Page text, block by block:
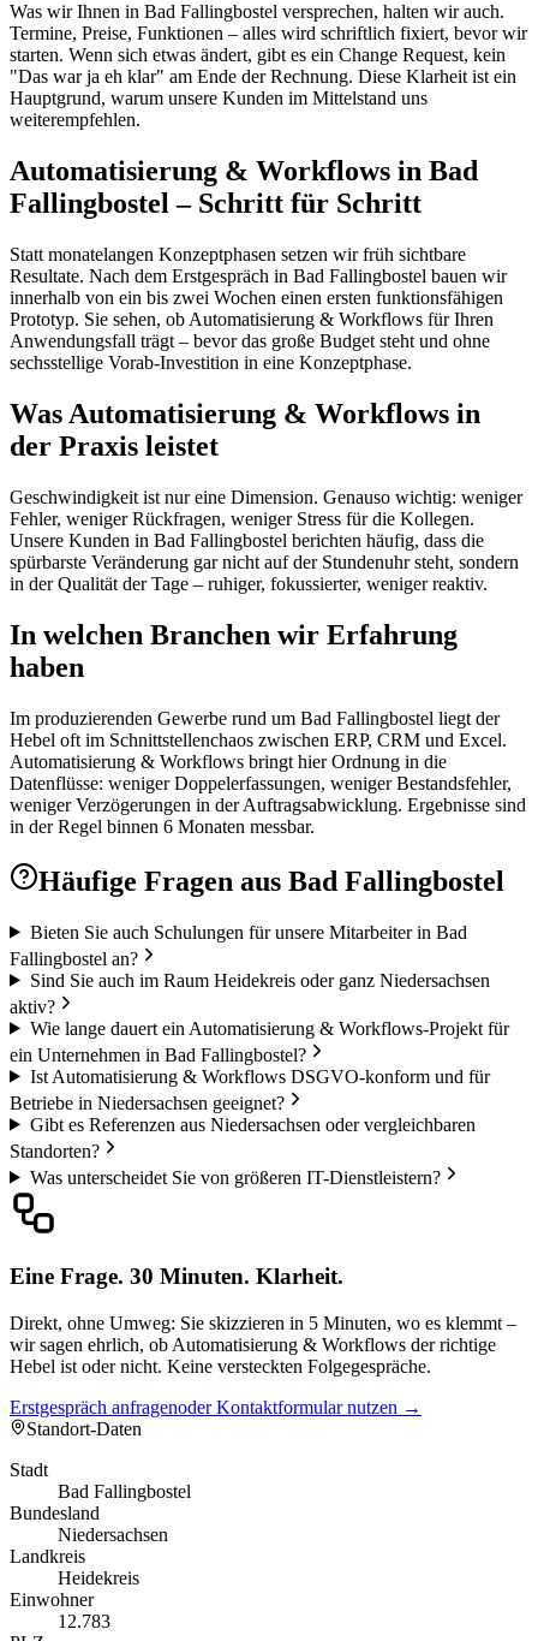
Was wir Ihnen in Bad Fallingbostel versprechen, halten wir auch.
Termine, Preise, Funktionen – alles wird schriftlich fixiert, bevor wir
starten. Wenn sich etwas ändert, gibt es ein Change Request, kein
"Das war ja eh klar" am Ende der Rechnung. Diese Klarheit ist ein
Hauptgrund, warum unsere Kunden im Mittelstand uns
weiterempfehlen.
Automatisierung & Workflows in Bad
Fallingbostel – Schritt für Schritt
Statt monatelangen Konzeptphasen setzen wir früh sichtbare
Resultate. Nach dem Erstgespräch in Bad Fallingbostel bauen wir
innerhalb von ein bis zwei Wochen einen ersten funktionsfähigen
Prototyp. Sie sehen, ob Automatisierung & Workflows für Ihren
Anwendungsfall trägt – bevor das große Budget steht und ohne
sechsstellige Vorab-Investition in eine Konzeptphase.
Was Automatisierung & Workflows in
der Praxis leistet
Geschwindigkeit ist nur eine Dimension. Genauso wichtig: weniger
Fehler, weniger Rückfragen, weniger Stress für die Kollegen.
Unsere Kunden in Bad Fallingbostel berichten häufig, dass die
spürbarste Veränderung gar nicht auf der Stundenuhr steht, sondern
in der Qualität der Tage – ruhiger, fokussierter, weniger reaktiv.
In welchen Branchen wir Erfahrung
haben
Im produzierenden Gewerbe rund um Bad Fallingbostel liegt der
Hebel oft im Schnittstellenchaos zwischen ERP, CRM und Excel.
Automatisierung & Workflows bringt hier Ordnung in die
Datenflüsse: weniger Doppelerfassungen, weniger Bestandsfehler,
weniger Verzögerungen in der Auftragsabwicklung. Ergebnisse sind
in der Regel binnen 6 Monaten messbar.
Häufige Fragen aus Bad Fallingbostel
Bieten Sie auch Schulungen für unsere Mitarbeiter in Bad
Fallingbostel an?
Sind Sie auch im Raum Heidekreis oder ganz Niedersachsen
aktiv?
Wie lange dauert ein Automatisierung & Workflows-Projekt für
ein Unternehmen in Bad Fallingbostel?
Ist Automatisierung & Workflows DSGVO-konform und für
Betriebe in Niedersachsen geeignet?
Gibt es Referenzen aus Niedersachsen oder vergleichbaren
Standorten?
Was unterscheidet Sie von größeren IT-Dienstleistern?
Eine Frage. 30 Minuten. Klarheit.
Direkt, ohne Umweg: Sie skizzieren in 5 Minuten, wo es klemmt –
wir sagen ehrlich, ob Automatisierung & Workflows der richtige
Hebel ist oder nicht. Keine versteckten Folgegespräche.
Erstgespräch anfragenoder Kontaktformular nutzen →
Standort-Daten
Stadt
Bad Fallingbostel
Bundesland
Niedersachsen
Landkreis
Heidekreis
Einwohner
12.783